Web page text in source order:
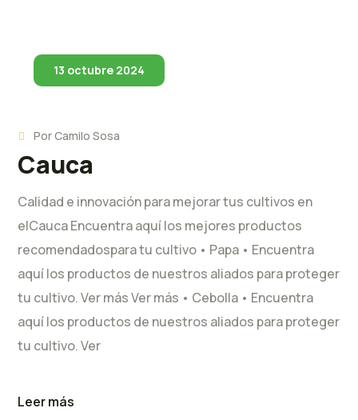
13 octubre 2024
PorCamilo Sosa
Cauca
Calidad e innovación para mejorar tus cultivos en
elCauca Encuentra aquí los mejores productos
recomendadospara tu cultivo • Papa • Encuentra
aquí los productos de nuestros aliados para proteger
tu cultivo. Ver más Ver más • Cebolla • Encuentra
aquí los productos de nuestros aliados para proteger
tu cultivo. Ver
Leer más